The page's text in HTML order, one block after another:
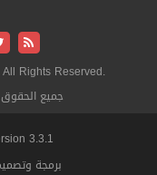
Rights Reserved.
جميع الحقوق
3.3.1
برمجة